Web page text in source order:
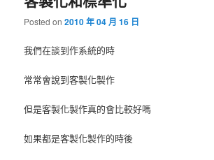
Posted on2010 年 04 月 16 日
我們在談到作系統的時
常常會說到客製化製作
但是客製化製作真的會比較好嗎
如果都是客製化製作的時後